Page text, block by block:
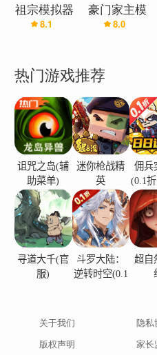
祖宗模拟器
8.1
豪门家主模
拟器
8.0
热门游戏推荐
诅咒之岛(辅
助菜单)
迷你枪战精
英
佣兵
(0.1
寻道大千(官
服)
斗罗大陆：
逆转时空(0.1
超自
关于我们 隐私
版权声明
家长